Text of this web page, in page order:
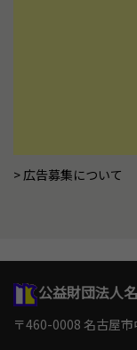
広告募集について
公益財団法人
〒460-0008 名古屋